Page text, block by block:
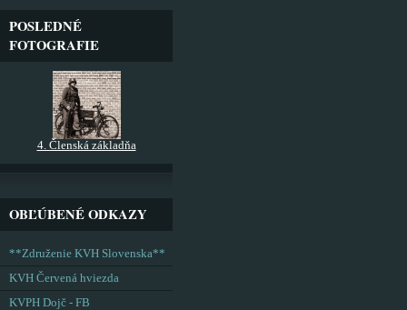
POSLEDNÉ
FOTOGRAFIE
4. Členská základňa
OBĽÚBENÉ ODKAZY
**Združenie KVH Slovenska**
KVH Červená hviezda
KVPH Dojč - FB